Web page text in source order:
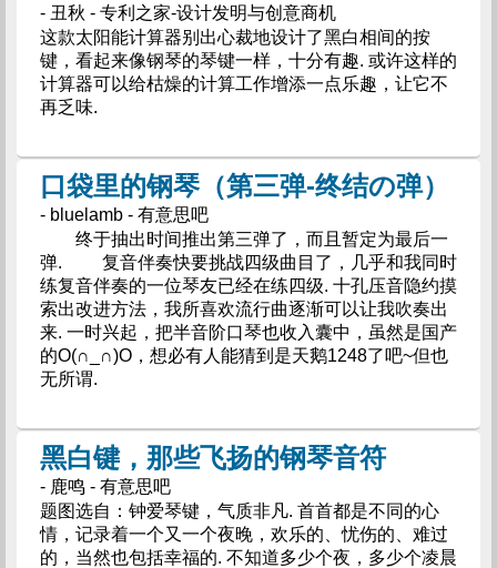
- 丑秋 - 专利之家-设计发明与创意商机
这款太阳能计算器别出心裁地设计了黑白相间的按
键，看起来像钢琴的琴键一样，十分有趣. 或许这样的
计算器可以给枯燥的计算工作增添一点乐趣，让它不
再乏味.
口袋里的钢琴（第三弹-终结の弹）
- bluelamb - 有意思吧
终于抽出时间推出第三弹了，而且暂定为最后一
弹. 复音伴奏快要挑战四级曲目了，几乎和我同时
练复音伴奏的一位琴友已经在练四级. 十孔压音隐约摸
索出改进方法，我所喜欢流行曲逐渐可以让我吹奏出
来. 一时兴起，把半音阶口琴也收入囊中，虽然是国产
的O(∩_∩)O，想必有人能猜到是天鹅1248了吧~但也
无所谓.
黑白键，那些飞扬的钢琴音符
- 鹿鸣 - 有意思吧
题图选自：钟爱琴键，气质非凡. 首首都是不同的心
情，记录着一个又一个夜晚，欢乐的、忧伤的、难过
的，当然也包括幸福的. 不知道多少个夜，多少个凌晨